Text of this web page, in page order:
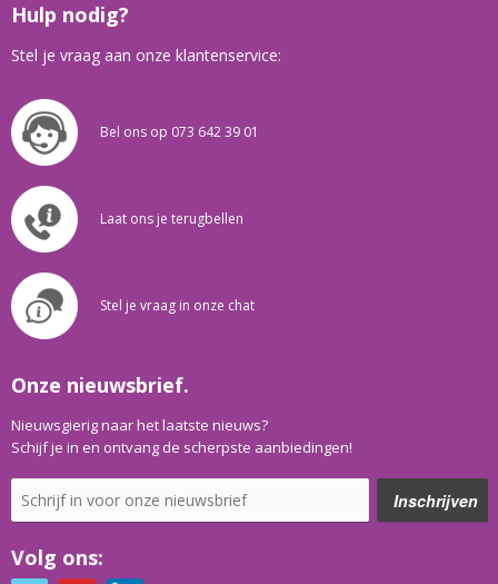
Hulp nodig?
Stel je vraag aan onze klantenservice:
Bel ons op 073 642 39 01
Laat ons je terugbellen
Stel je vraag in onze chat
Onze nieuwsbrief.
Nieuwsgierig naar het laatste nieuws?
Schijf je in en ontvang de scherpste aanbiedingen!
Volg ons: